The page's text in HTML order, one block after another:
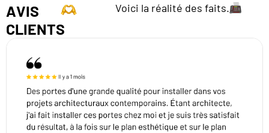
AVIS
CLIENTS
Voici la réalité des faits.